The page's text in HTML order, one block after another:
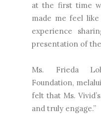
at the first time
made me feel
experience
presentation of
Ms. Frieda
Foundation,
felt that Ms.
and truly engage.”